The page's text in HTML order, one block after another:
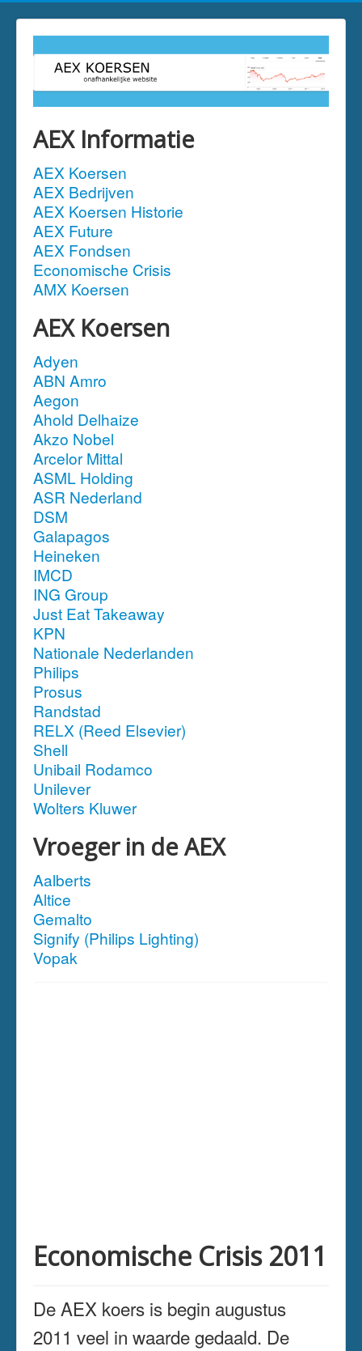
AEX Informatie
AEX Koersen
AEX Bedrijven
AEX Koersen Historie
AEX Future
AEX Fondsen
Economische Crisis
AMX Koersen
AEX Koersen
Adyen
ABN Amro
Aegon
Ahold Delhaize
Akzo Nobel
Arcelor Mittal
ASML Holding
ASR Nederland
DSM
Galapagos
Heineken
IMCD
ING Group
Just Eat Takeaway
KPN
Nationale Nederlanden
Philips
Prosus
Randstad
RELX (Reed Elsevier)
Shell
Unibail Rodamco
Unilever
Wolters Kluwer
Vroeger in de AEX
Aalberts
Altice
Gemalto
Signify (Philips Lighting)
Vopak
Economische Crisis 2011
De AEX koers is begin augustus
2011 veel in waarde gedaald. De